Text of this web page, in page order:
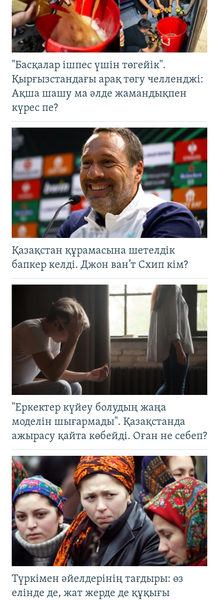
"Басқалар ішпес үшін төгейік".
Қырғызстандағы арақ төгу челленджі:
Ақша шашу ма әлде жамандықпен
күрес пе?
Қазақстан құрамасына шетелдік
бапкер келді. Джон ван’т Схип кім?
"Еркектер күйеу болудың жаңа
моделін шығармады". Қазақстанда
ажырасу қайта көбейді. Оған не себеп?
Түркімен әйелдерінің тағдыры: өз
елінде де, жат жерде де құқығы